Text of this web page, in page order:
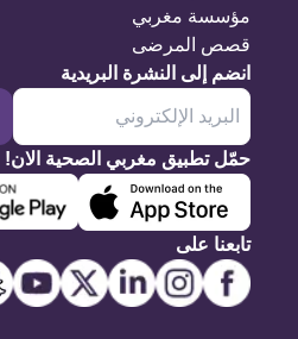
مؤسسة مغربي
قصص المرضى
انضم إلى النشرة البريدية
حمّل تطبيق مغربي الصحية الان!
تابعنا على